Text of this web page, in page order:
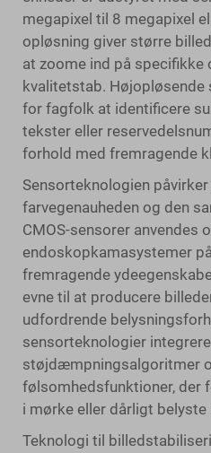
megapixel til 8 megapixel
opløsning giver større
at zoome ind på specifikke
kvalitetstab.
for fagfolk at identificere
tekster eller
forhold med fremragende
Sensorteknologien
farvegenauheden og den
CMOS-sensorer anvendes
endoskopkamasystemer
fremragende
evne til at producere
udfordrende
sensorteknologier
støjdæmpningsalgoritmer
følsomhedsfunktioner, der
i mørke eller dårligt
Teknologi til